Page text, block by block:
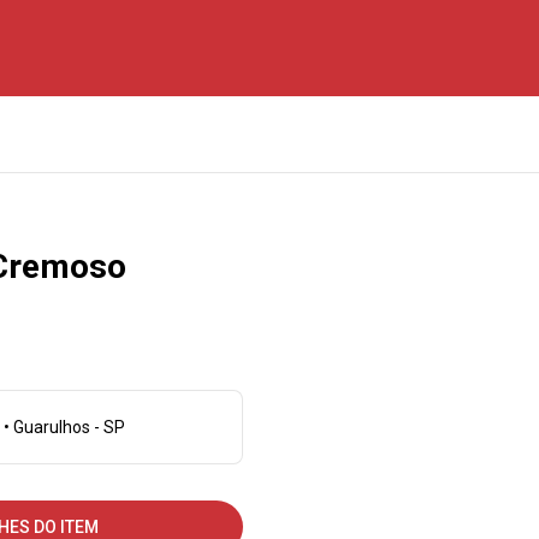
Guarulhos - SP
DO ITEM